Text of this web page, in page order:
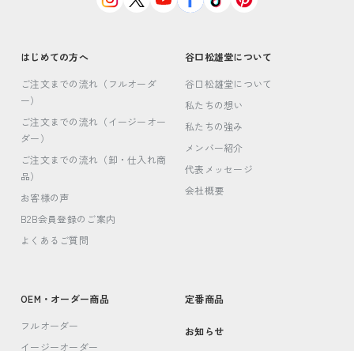
はじめての方へ
ご注文までの流れ（フルオーダ
ー）
ご注文までの流れ（イージーオー
ダー）
ご注文までの流れ（卸・仕入れ商
品）
お客様の声
B2B会員登録のご案内
よくあるご質問
谷口松雄堂について
谷口松雄堂について
私たちの想い
私たちの強み
メンバー紹介
代表メッセージ
会社概要
OEM・オーダー商品
フルオーダー
イージーオーダー
定番商品
お知らせ